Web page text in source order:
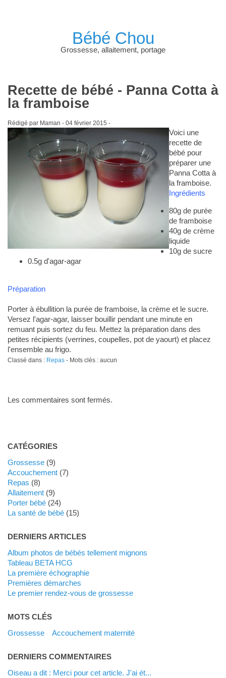
Bébé Chou
Grossesse, allaitement, portage
Recette de bébé - Panna Cotta à
la framboise
Rédigé par Maman - 04 février 2015 -
Voici une
recette de
bébé pour
préparer une
Panna Cotta à
la framboise.
Ingrédients
80g de purée
de framboise
40g de crème
liquide
10g de sucre
0.5g d'agar-agar
Préparation
Porter à ébullition la purée de framboise, la crème et le sucre.
Versez l'agar-agar, laisser bouillir pendant une minute en
remuant puis sortez du feu. Mettez la préparation dans des
petites récipients (verrines, coupelles, pot de yaourt) et placez
l'ensemble au frigo.
Classé dans : Repas- Mots clés : aucun
Les commentaires sont fermés.
CATÉGORIES
Grossesse(9)
Accouchement(7)
Repas (8)
Allaitement(9)
Porter bébé(24)
La santé de bébé(15)
DERNIERS ARTICLES
Album photos de bébés tellement mignons
Tableau BETA HCG
La première échographie
Premières démarches
Le premier rendez-vous de grossesse
MOTS CLÉS
grossesse
accouchement maternité
DERNIERS COMMENTAIRES
Oiseau a dit : Merci pour cet article. J'ai ét...